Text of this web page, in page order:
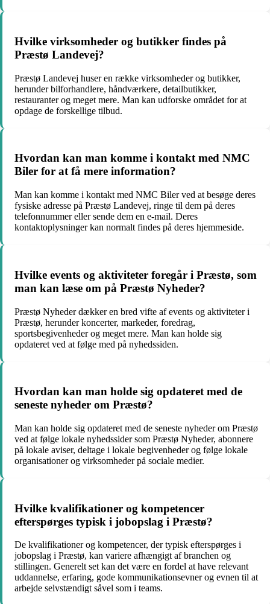
Hvilke virksomheder og butikker findes på
Præstø Landevej?
Præstø Landevej huser en række virksomheder og butikker,
herunder bilforhandlere, håndværkere, detailbutikker,
restauranter og meget mere. Man kan udforske området for at
opdage de forskellige tilbud.
Hvordan kan man komme i kontakt med NMC
Biler for at få mere information?
Man kan komme i kontakt med NMC Biler ved at besøge deres
fysiske adresse på Præstø Landevej, ringe til dem på deres
telefonnummer eller sende dem en e-mail. Deres
kontaktoplysninger kan normalt findes på deres hjemmeside.
Hvilke events og aktiviteter foregår i Præstø, som
man kan læse om på Præstø Nyheder?
Præstø Nyheder dækker en bred vifte af events og aktiviteter i
Præstø, herunder koncerter, markeder, foredrag,
sportsbegivenheder og meget mere. Man kan holde sig
opdateret ved at følge med på nyhedssiden.
Hvordan kan man holde sig opdateret med de
seneste nyheder om Præstø?
Man kan holde sig opdateret med de seneste nyheder om Præstø
ved at følge lokale nyhedssider som Præstø Nyheder, abonnere
på lokale aviser, deltage i lokale begivenheder og følge lokale
organisationer og virksomheder på sociale medier.
Hvilke kvalifikationer og kompetencer
efterspørges typisk i jobopslag i Præstø?
De kvalifikationer og kompetencer, der typisk efterspørges i
jobopslag i Præstø, kan variere afhængigt af branchen og
stillingen. Generelt set kan det være en fordel at have relevant
uddannelse, erfaring, gode kommunikationsevner og evnen til at
arbejde selvstændigt såvel som i teams.